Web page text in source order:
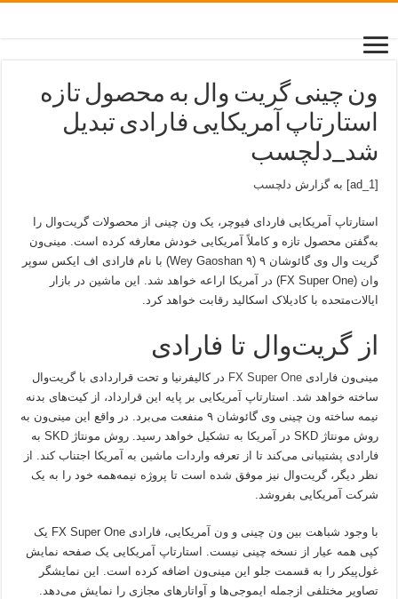
ون چینی گریت وال به محصول تازه
استارتاپ آمریکایی فارادی تبدیل
شد_دلچسب
[ad_1] به گزارش دلچسب
استارتاپ آمریکایی فاردای فیوچر، یک ون چینی از محصولات گریت‌وال را
به‌گفتن محصول تازه و کاملاً آمریکایی خودش معارفه کرده است. مینی‌ون
گریت وال وی گائوشان ۹ (Wey Gaoshan ۹) با نام فارادی اف‌ ایکس سوپر
وان (FX Super One) در آمریکا اراعه خواهد شد. این ماشین در بازار
ایالات‌متحده با کادیلاک اسکالید رقابت خواهد کرد.
از گریت‌وال تا فارادی
مینی‌ون فارادیFX Super One در کالیفرنیا و تحت قراردادی با گریت‌وال
ساخته خواهد شد. استارتاپ آمریکایی بر پایه این قرارداد، از کیت‌های بدنه
نیمه ساخته ون چینی وی گائوشان ۹ منفعت می‌برد. در واقع این مینی‌ون به
روش مونتاژ SKD در آمریکا به تشکیل خواهد رسید. روش مونتاژ SKD به
فارادی پشتیبانی می‌کند تا از تعرفه واردات ماشین به آمریکا اجتناب کند. از
نظر دیگر، گریت‌وال نیز موفق شده است تا پروژه نیمه‌همه خود را به یک
شرکت آمریکایی بفروشد.
با وجود شباهت بین ون چینی و ون آمریکایی، فارادی FX Super One یک
کپی همه عیار از نسخه چینی نیست. استارتاپ آمریکایی یک صفحه نمایش
غول‌پیکر را به قسمت جلو این مینی‌ون اضافه کرده است. این نمایشگر
تصاویر مختلفی ازجمله ایموجی‌ها و آواتارهای مجازی را نمایش می‌‌دهد.